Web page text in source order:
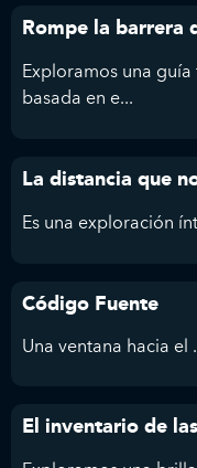
Rompe la barrera
Exploramos una
basada en e...
La distancia que
Esuna exploración
Código Fuente
Una ventana hacia el
El inventario de